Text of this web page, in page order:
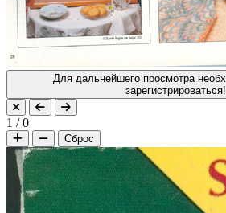
Для дальнейшего просмотра необходимо войти или
зарегистрироваться!
1 /0
Сброс